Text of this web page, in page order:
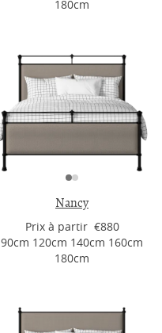
180cm
Nancy
Prix ​​à partir €880
90cm 120cm 140cm 160cm
180cm